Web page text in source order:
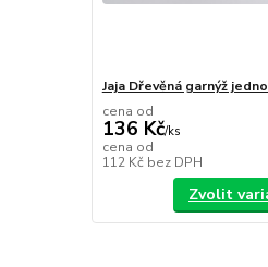
Jaja Dřevěná garnýž
cena od
136 Kč/ks
cena od
112 Kč bez DPH
Zvolit